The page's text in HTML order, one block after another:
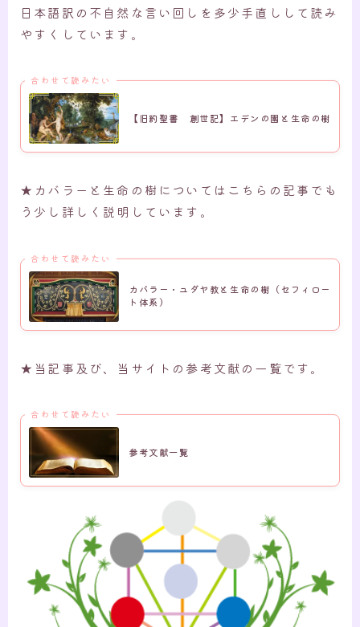
日本語訳の不自然な言い回しを多少手直しして読み
やすくしています。
合わせて読みたい
【旧約聖書 創世記】エデンの園と生命の樹
★カバラーと生命の樹についてはこちらの記事でも
う少し詳しく説明しています。
合わせて読みたい
カバラー・ユダヤ教と生命の樹（セフィロー
ト体系）
★当記事及び、当サイトの参考文献の一覧です。
合わせて読みたい
参考文献一覧